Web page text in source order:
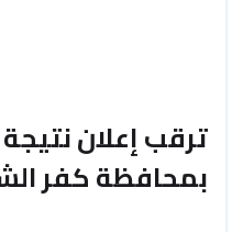
ترقب إعلان
بمحافظة كفر